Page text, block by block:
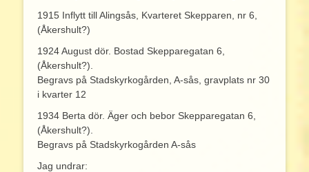
1915 Inflytt till Alingsås, Kvarteret Skepparen, nr 6,
(Åkershult?)
1924 August dör. Bostad Skepparegatan 6,
(Åkershult?).
Begravs på Stadskyrkogården, A-sås, gravplats nr 30
i kvarter 12
1934 Berta dör. Äger och bebor Skepparegatan 6,
(Åkershult?).
Begravs på Stadskyrkogården A-sås
Jag undrar: